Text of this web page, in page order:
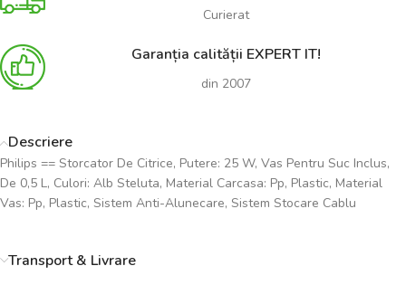
Curierat
Garanția calității EXPERT IT!
din 2007
Descriere
Philips == Storcator De Citrice, Putere: 25 W, Vas Pentru Suc Inclus,
De 0,5 L, Culori: Alb Steluta, Material Carcasa: Pp, Plastic, Material
Vas: Pp, Plastic, Sistem Anti-Alunecare, Sistem Stocare Cablu
Transport & Livrare